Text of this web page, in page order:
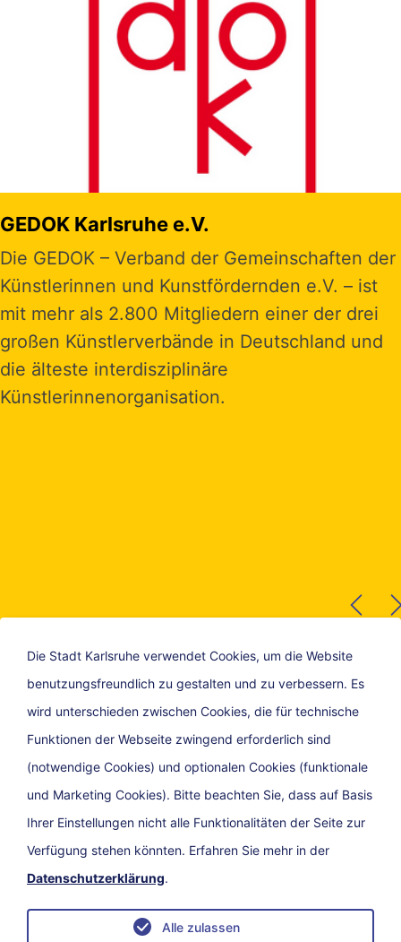
GEDOK Karlsruhe e.V.
Die GEDOK – Verband der Gemeinschaften der
Künstlerinnen und Kunstfördernden e.V. – ist
mit mehr als 2.800 Mitgliedern einer der drei
großen Künstlerverbände in Deutschland und
die älteste interdisziplinäre
Künstlerinnenorganisation.
Kontakt Impressum
Barrierefreiheit
Die Stadt Karlsruhe verwendet Cookies, um die Website
benutzungsfreundlich zu gestalten und zu verbessern. Es
wird unterschieden zwischen Cookies, die für technische
Funktionen der Webseite zwingend erforderlich sind
(notwendige Cookies) und optionalen Cookies (funktionale
und Marketing Cookies). Bitte beachten Sie, dass auf Basis
Ihrer Einstellungen nicht alle Funktionalitäten der Seite zur
Verfügung stehen könnten. Erfahren Sie mehr in der
Datenschutzerklärung.
Alle zulassen